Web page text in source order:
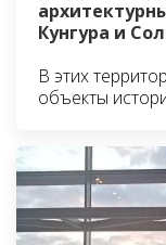
Кунгура и
В этих
объекты